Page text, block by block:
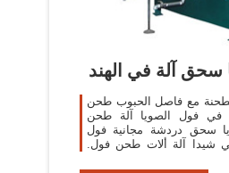
سحق آلة في الهند
مع فاصل الحبوب طحن
في فول الصويا آلة طحن
سحق دردشة مجانية فول
شيدا آلة ألات طحن فول.